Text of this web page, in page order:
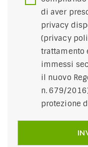
di aver
privacy
(privacy
trattamento
immessi
il nuovo
n. 679/
protezione